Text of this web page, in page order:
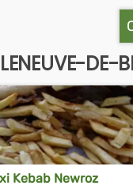
DE-
Kebab Newroz